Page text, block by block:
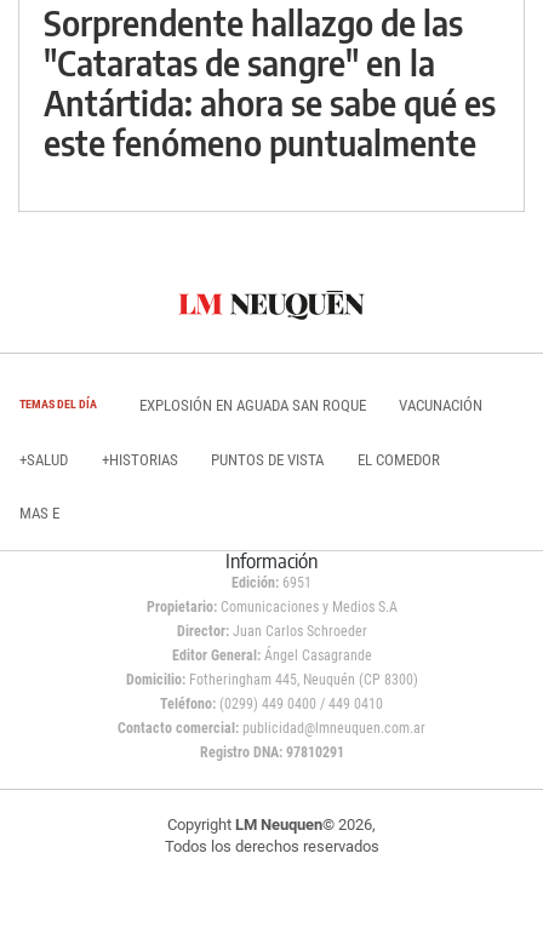
Sorprendente hallazgo de las
"Cataratas de sangre" en la
Antártida: ahora se sabe qué es
este fenómeno puntualmente
TEMAS DEL DÍA EXPLOSIÓN EN AGUADA SAN ROQUE VACUNACIÓN
+SALUD +HISTORIAS PUNTOS DE VISTA EL COMEDOR
MAS E
Información
Edición: 6951
Propietario:Comunicaciones y Medios S.A
Director: Juan Carlos Schroeder
Editor General:Ángel Casagrande
Domicilio:Fotheringham 445, Neuquén (CP 8300)
Teléfono: (0299) 449 0400 / 449 0410
Contacto comercial: publicidad@lmneuquen.com.ar
Registro DNA: 97810291
Copyright LM Neuquen© 2026,
Todos los derechos reservados